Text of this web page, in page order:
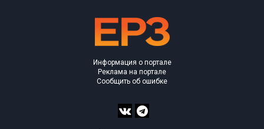
Информация о портале
Реклама на портале
Сообщить об ошибке